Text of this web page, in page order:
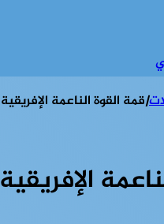
|قمة القوة الناعمة الإفريقية 2026: هل يتحول الاقتصاد الإبداعي إلى رافعة تنموية للقارة؟
الاقتصاد الإبداعي إلى رافعة تنموية للقارة؟